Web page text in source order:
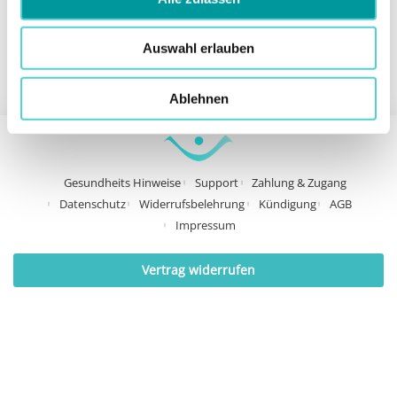
Auswahl erlauben
Ablehnen
Gesundheits Hinweise Support
Zahlung & Zugang
Datenschutz
Widerrufsbelehrung Kündigung
AGB
Impressum
Vertrag widerrufen